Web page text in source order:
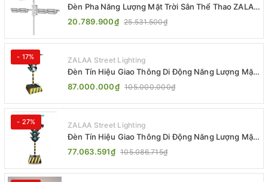
Đèn Pha Năng Lượng Mặt Trời Sân Thể Thao ZALAA
Jsc Chống Nước IP65 Cao Cấp
20.789.900₫ 25.531.500₫
- 17% ZALAA Street Lighting
Đèn Tín Hiệu Giao Thông Di Động Năng Lượng Mặt
Trời ZALAA ZL-300A-D
87.000.000₫ 105.000.000₫
- 27% ZALAA Street Lighting
Đèn Tín Hiệu Giao Thông Di Động Năng Lượng Mặt
Trời ZALAA ZL-409300C
77.063.591₫ 105.086.715₫